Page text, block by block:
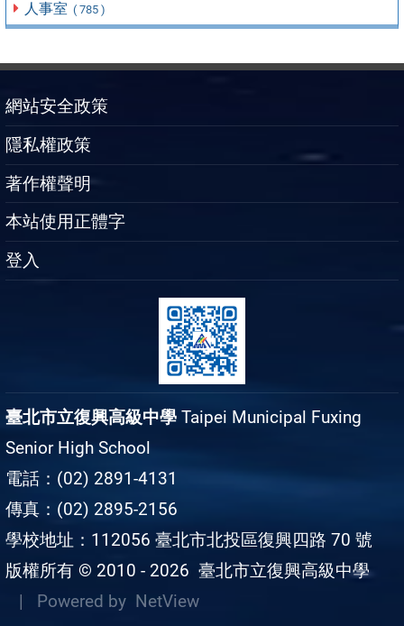
人事室 ( 785 )
網站安全政策
隱私權政策
著作權聲明
本站使用正體字
登入
臺北市立復興高級中學 Taipei Municipal Fuxing
Senior High School
電話：(02) 2891-4131
傳真：(02) 2895-2156
學校地址：112056 臺北市北投區復興四路 70 號
版權所有 © 2010 - 2026 臺北市立復興高級中學
| Powered by NetView